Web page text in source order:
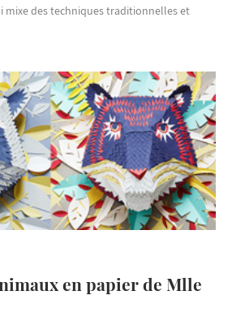
mixe des techniques traditionnelles et
en papier de Mlle